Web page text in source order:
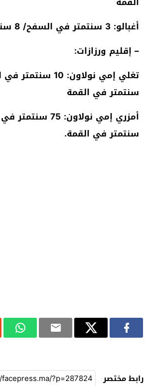
أغبالو: 3 سنتمتر في السفح/ 8 سنتمتر في القمة
– إقليم ورزازات:
سنتمتر في القمة
سنتمتر في القمة.
رابط مختصر